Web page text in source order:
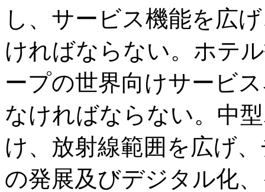
し、サービス機能を広
ければならない。ホテ
ープの世界向けサービ
なければならない。中
け、放射線範囲を広げ
の発展及びデジタル化